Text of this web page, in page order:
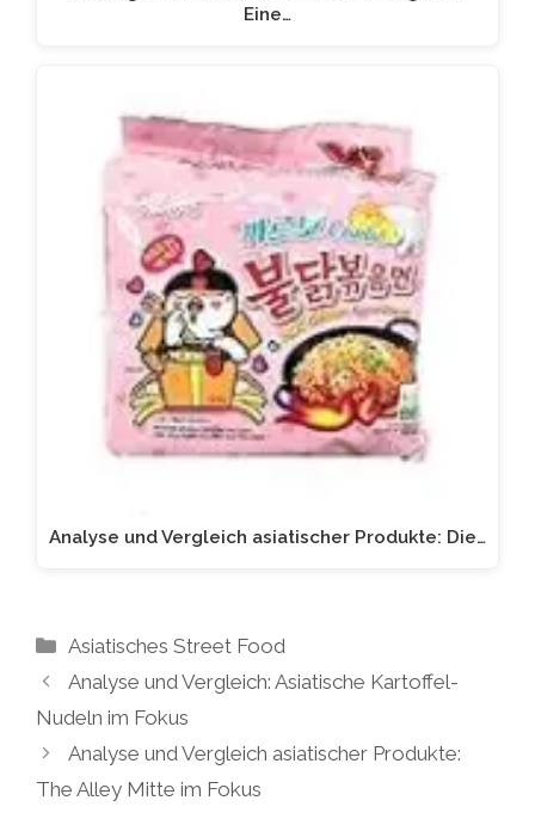
Eine…
Analyse und Vergleich asiatischer Produkte: Die…
Kategorien
Asiatisches Street Food
Analyse und Vergleich: Asiatische Kartoffel-
Nudeln im Fokus
Analyse und Vergleich asiatischer Produkte:
The Alley Mitte im Fokus